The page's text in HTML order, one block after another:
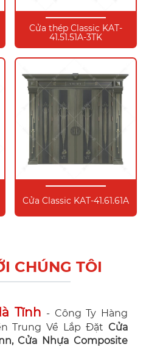
Cửa thép Classic KAT-
41.51.51A-3TK
Cửa Classic KAT-41.61.61A
CHÚNG TÔI
Tĩnh - Công Ty Hàng
Trung Về Lắp Đặt Cửa
Cửa Nhựa Composite